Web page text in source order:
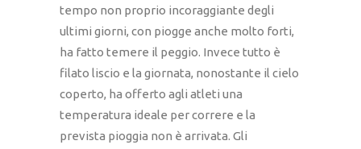
tempo non proprio incoraggiante degli
ultimi giorni, con piogge anche molto forti,
ha fatto temere il peggio. Invece tutto è
filato liscio e la giornata, nonostante il cielo
coperto, ha offerto agli atleti una
temperatura ideale per correre e la
prevista pioggia non è arrivata. Gli